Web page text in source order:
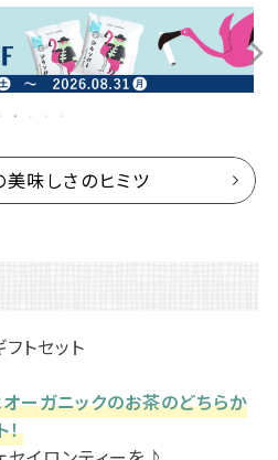
味しさのヒミツ
トセット
オーガニックのお茶のどちらか